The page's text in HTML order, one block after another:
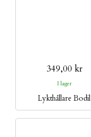
349,00 kr
I lager
Lykthållare Bodil